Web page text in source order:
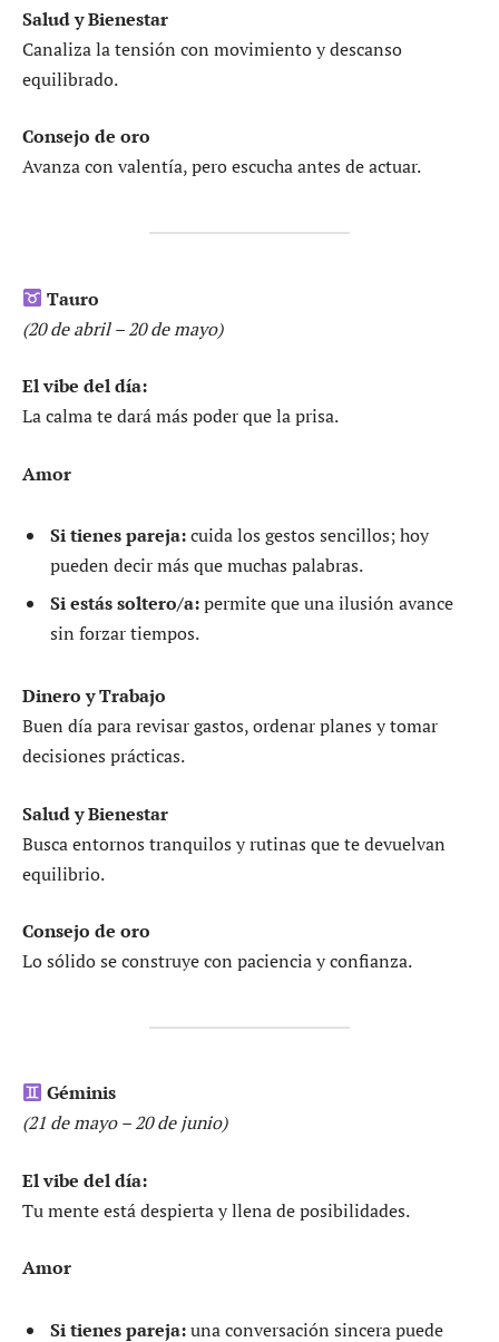
Salud y Bienestar
Canaliza la tensión con movimiento y descanso
equilibrado.
Consejo de oro
Avanza con valentía, pero escucha antes de actuar.
Tauro
(20 de abril – 20 de mayo)
El vibe del día:
La calma te dará más poder que la prisa.
Amor
Si tienes pareja:cuida los gestos sencillos; hoy
pueden decir más que muchas palabras.
Si estás soltero/a:permite que una ilusión avance
sin forzar tiempos.
Dinero y Trabajo
Buen día para revisar gastos, ordenar planes y tomar
decisiones prácticas.
Salud y Bienestar
Busca entornos tranquilos y rutinas que te devuelvan
equilibrio.
Consejo de oro
Lo sólido se construye con paciencia y confianza.
Géminis
(21 de mayo – 20 de junio)
El vibe del día:
Tu mente está despierta y llena de posibilidades.
Amor
Si tienes pareja:una conversación sincera puede